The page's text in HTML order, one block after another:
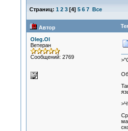
Страниц: 1 2 3[4] 5 6 7 Все
Автор
Oleg.Ol
Ветеран
Сообщений: 2769